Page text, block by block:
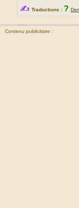
✍ Traductions : ?
Contenu publicitaire :